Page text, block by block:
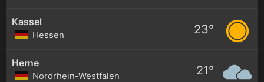
Kassel
Hessen 23°
Herne
Nordrhein-Westfalen 21°